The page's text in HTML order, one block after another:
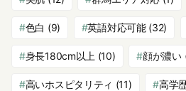
色白 (9) 英語対応可能(32)
身長180cm以上 (10) 顔が濃い
高いホスピタリティ (11) 高学